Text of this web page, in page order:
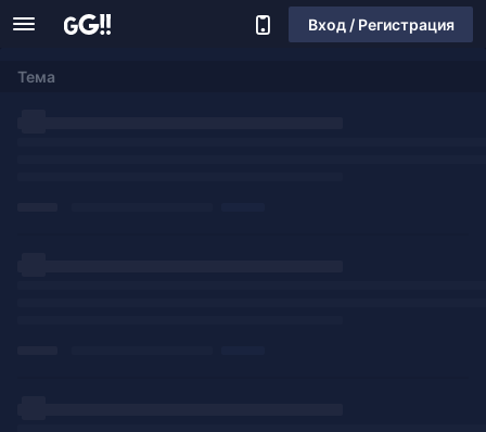
Вход / Регистрация
Тема